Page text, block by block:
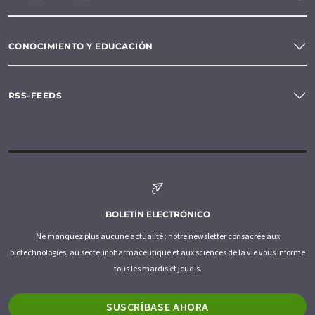
CONOCIMIENTO Y EDUCACIÓN
RSS-FEEDS
BOLETÍN ELECTRÓNICO
Ne manquez plus aucune actualité : notre newsletter consacrée aux
biotechnologies, au secteur pharmaceutique et aux sciences de la vie vous informe
tous les mardis et jeudis.
SUSCRÍBASE AHORA